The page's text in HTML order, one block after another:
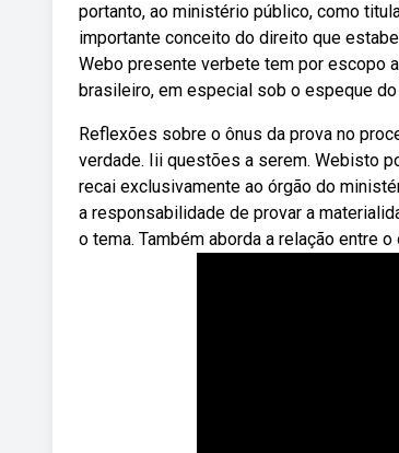
portanto, ao ministério público, como
importante conceito do direito que
Webo presente verbete tem por escopo
brasileiro, em especial sob o espeque
Reflexões sobre o ônus da prova no
verdade. Iii questões a serem. Webisto
recai exclusivamente ao órgão do
a responsabilidade de provar a
o tema. Também aborda a relação entre